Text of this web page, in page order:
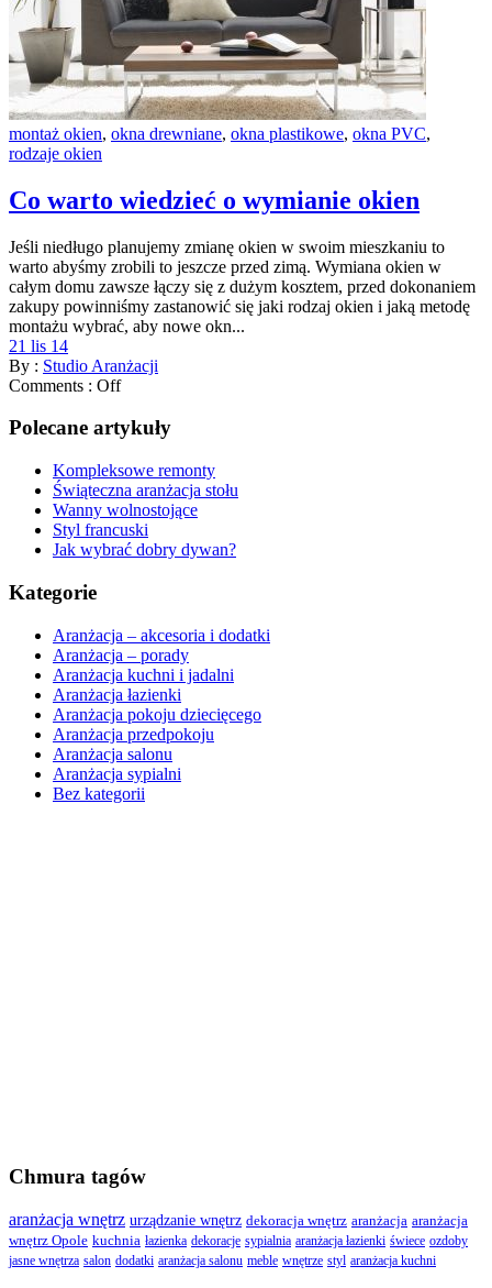
montaż okien, okna drewniane, okna plastikowe, okna PVC,
rodzaje okien
Co warto wiedzieć o wymianie okien
Jeśli niedługo planujemy zmianę okien w swoim mieszkaniu to
warto abyśmy zrobili to jeszcze przed zimą. Wymiana okien w
całym domu zawsze łączy się z dużym kosztem, przed dokonaniem
zakupy powinniśmy zastanowić się jaki rodzaj okien i jaką metodę
montażu wybrać, aby nowe okn...
21 lis 14
By : Studio Aranżacji
Comments : Off
Polecane artykuły
Kompleksowe remonty
Świąteczna aranżacja stołu
Wanny wolnostojące
Styl francuski
Jak wybrać dobry dywan?
Kategorie
Aranżacja – akcesoria i dodatki
Aranżacja – porady
Aranżacja kuchni i jadalni
Aranżacja łazienki
Aranżacja pokoju dziecięcego
Aranżacja przedpokoju
Aranżacja salonu
Aranżacja sypialni
Bez kategorii
Chmura tagów
aranżacja wnętrz urządzanie wnętrz dekoracja wnętrz aranżacja aranżacja
wnętrz Opole kuchnia łazienka dekoracje sypialnia aranżacja łazienki świece ozdoby
jasne wnętrza salon dodatki aranżacja salonu meble wnętrze styl aranżacja kuchni